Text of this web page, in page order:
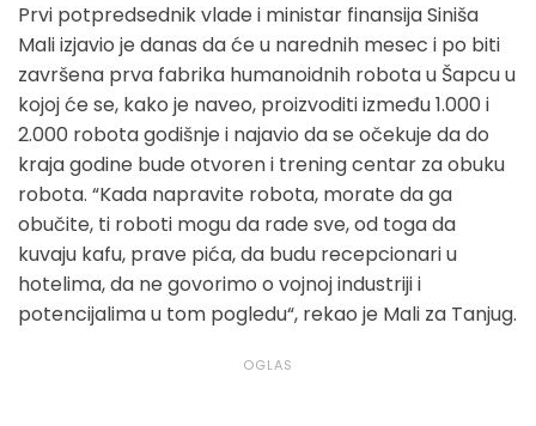
Prvi potpredsednik vlade i ministar finansija Siniša
Mali izjavio je danas da će u narednih mesec i po biti
završena prva fabrika humanoidnih robota u Šapcu u
kojoj će se, kako je naveo, proizvoditi između 1.000 i
2.000 robota godišnje i najavio da se očekuje da do
kraja godine bude otvoren i trening centar za obuku
robota. “Kada napravite robota, morate da ga
obučite, ti roboti mogu da rade sve, od toga da
kuvaju kafu, prave pića, da budu recepcionari u
hotelima, da ne govorimo o vojnoj industriji i
potencijalima u tom pogledu“, rekao je Mali za Tanjug.